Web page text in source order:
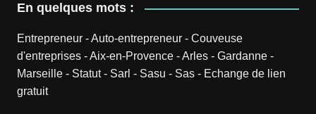
En quelques mots :
Entrepreneur-Auto-entrepreneur- Couveuse
d'entreprises-Aix-en-Provence-Arles- Gardanne-
Marseille- Statut- Sarl - Sasu - Sas- Echange de lien
gratuit